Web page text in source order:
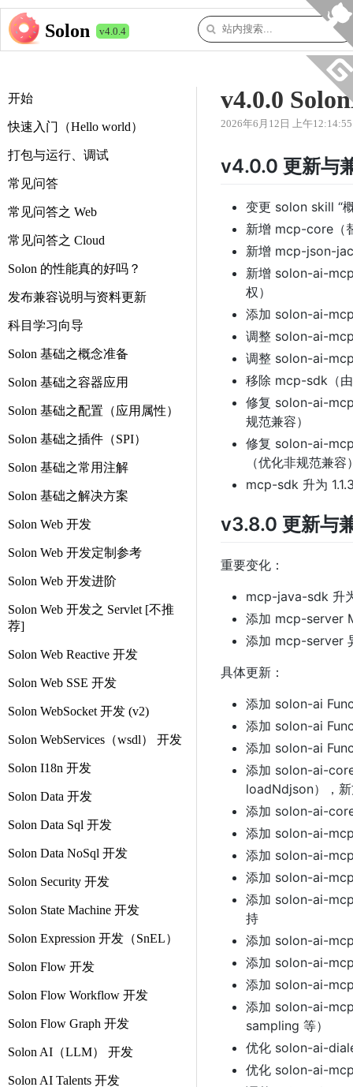
Solon v4.0.4
开始
快速入门（Hello world）
打包与运行、调试
常见问答
常见问答之 Web
常见问答之 Cloud
Solon 的性能真的好吗？
发布兼容说明与资料更新
科目学习向导
Solon 基础之概念准备
Solon 基础之容器应用
Solon 基础之配置（应用属性）
Solon 基础之插件（SPI）
Solon 基础之常用注解
Solon 基础之解决方案
Solon Web 开发
Solon Web 开发定制参考
Solon Web 开发进阶
Solon Web 开发之 Servlet [不推
荐]
Solon Web Reactive 开发
Solon Web SSE 开发
Solon WebSocket 开发 (v2)
Solon WebServices（wsdl） 开发
Solon I18n 开发
Solon Data 开发
Solon Data Sql 开发
Solon Data NoSql 开发
Solon Security 开发
Solon State Machine 开发
Solon Expression 开发（SnEL）
Solon Flow 开发
Solon Flow Workflow 开发
Solon Flow Graph 开发
Solon AI（LLM） 开发
Solon AI Talents 开发
v4.0.0
2026年6月12日 上午12:14:55
v4.0.0 更新与
变更 solon skill “
新增 mcp-core（
新增 mcp-json-
新增 solon-ai-
权）
添加 solon-ai-
调整 solon-ai-
调整 solon-ai-
移除 mcp-sdk（
修复 solon-ai-
规范兼容）
修复 solon-ai-
（优化非规范兼容
mcp-sdk 升为
v3.8.0 更新与
重要变化：
mcp-java-sdk 升
添加 mcp-server
添加 mcp-server
具体更新：
添加 solon-ai
添加 solon-ai
添加 solon-ai
添加 solon-ai-
loadNdjson），
添加 solon-ai-
添加 solon-ai-
添加 solon-ai-
添加 solon-ai-
添加 solon-ai-
持
添加 solon-ai-
添加 solon-ai-mcp
添加 solon-ai-
添加 solon-ai-
sampling 等）
优化 solon-ai-
优化 solon-ai-